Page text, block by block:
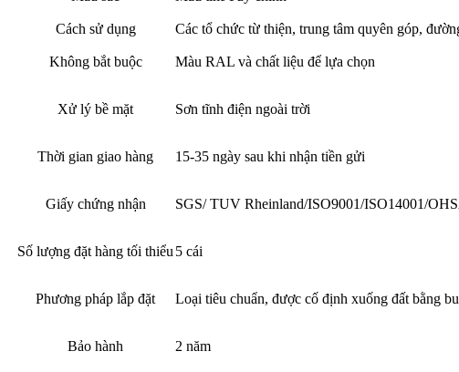
Cách sử dụng Các tổ chức từ thiện, trung tâm quyên góp,
Không bắt buộc Màu RAL và chất liệu để lựa chọn
Xử lý bề mặt Sơn tĩnh điện ngoài trời
Thời gian giao hàng 15-35 ngày sau khi nhận tiền gửi
Giấy chứng nhận SGS/ TUV Rheinland/ISO9001/ISO14001/
Số lượng đặt hàng tối thiểu 5 cái
Phương pháp lắp đặt Loại tiêu chuẩn, được cố định xuống đất bằng
Bảo hành 2 năm